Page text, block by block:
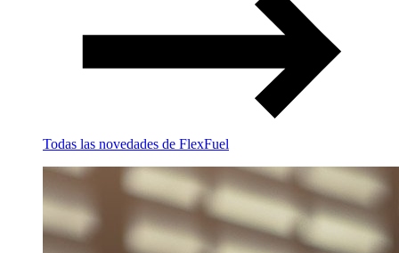
Todas las novedades de FlexFuel